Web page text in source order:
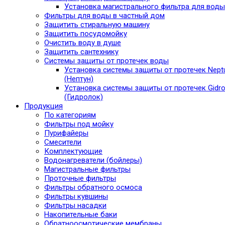
Установка магистрального фильтра для воды
Фильтры для воды в частный дом
Защитить стиральную машину
Защитить посудомойку
Очистить воду в душе
Защитить сантехнику
Системы защиты от протечек воды
Установка системы защиты от протечек
(Нептун)
Установка системы защиты от протечек
(Гидролок)
Продукция
По категориям
Фильтры под мойку
Пурифайеры
Смесители
Комплектующие
Водонагреватели (бойлеры)
Магистральные фильтры
Проточные фильтры
Фильтры обратного осмоса
Фильтры кувшины
Фильтры насадки
Накопительные баки